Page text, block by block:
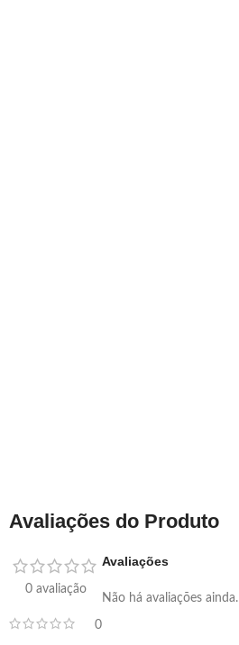
Avaliações do Produto
0 avaliação
0
Avaliações
Não há avaliações ainda.